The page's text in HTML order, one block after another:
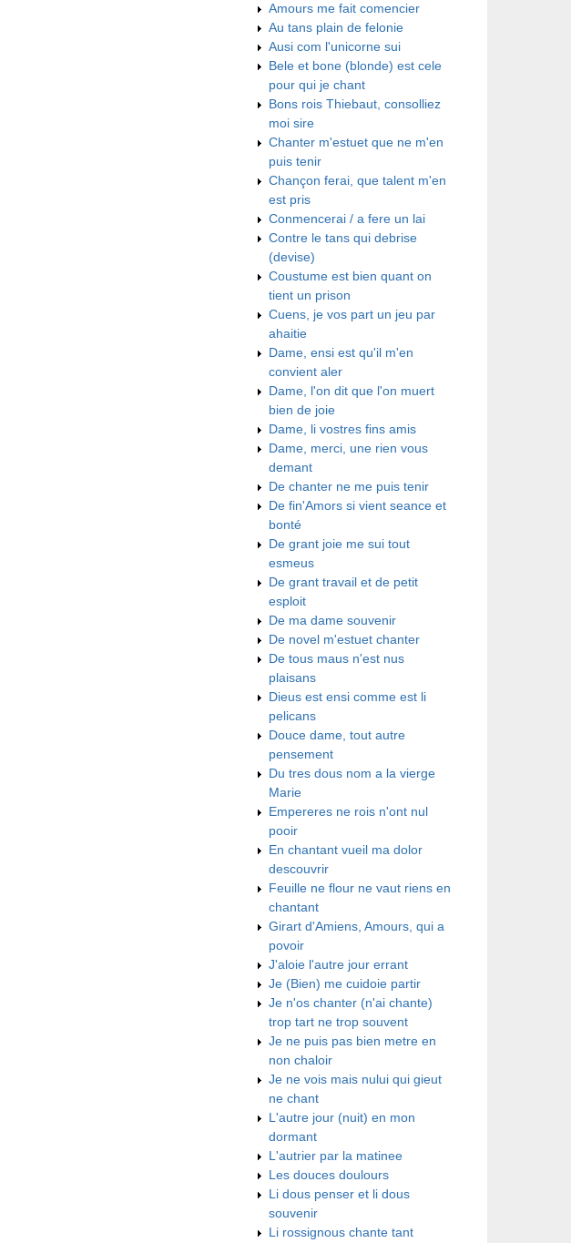
Amours me fait comencier
Au tans plain de felonie
Ausi com l'unicorne sui
Bele et bone (blonde) est cele
pour qui je chant
Bons rois Thiebaut, consolliez
moi sire
Chanter m'estuet que ne m'en
puis tenir
Chançon ferai, que talent m'en
est pris
Conmencerai / a fere un lai
Contre le tans qui debrise
(devise)
Coustume est bien quant on
tient un prison
Cuens, je vos part un jeu par
ahaitie
Dame, ensi est qu'il m'en
convient aler
Dame, l'on dit que l'on muert
bien de joie
Dame, li vostres fins amis
Dame, merci, une rien vous
demant
De chanter ne me puis tenir
De fin'Amors si vient seance et
bonté
De grant joie me sui tout
esmeus
De grant travail et de petit
esploit
De ma dame souvenir
De novel m'estuet chanter
De tous maus n'est nus
plaisans
Dieus est ensi comme est li
pelicans
Douce dame, tout autre
pensement
Du tres dous nom a la vierge
Marie
Empereres ne rois n'ont nul
pooir
En chantant vueil ma dolor
descouvrir
Feuille ne flour ne vaut riens en
chantant
Girart d'Amiens, Amours, qui a
povoir
J'aloie l'autre jour errant
Je (Bien) me cuidoie partir
Je n'os chanter (n'ai chante)
trop tart ne trop souvent
Je ne puis pas bien metre en
non chaloir
Je ne vois mais nului qui gieut
ne chant
L'autre jour (nuit) en mon
dormant
L'autrier par la matinee
Les douces doulours
Li dous penser et li dous
souvenir
Li rossignous chante tant